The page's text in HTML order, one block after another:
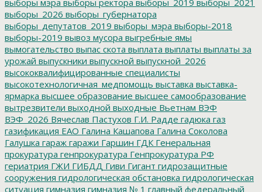
выборы_2026 выборы_губернатора
выборы_депутатов_2019 выборы_мэра выборы-2018
выборы-2019 вывоз мусора выгребные ямы
вымогательство выпас скота выплата выплаты выплаты за
урожай выпускники выпускной выпускной_2026
высококвалифицированные специалисты
высокотехнологичная_медпомощь выставка выставка-
ярмарка высшее образование высшее самообразование
вытрезвители выходной выходные Вьетнам ВЭФ
ВЭФ_2026 Вячеслав Пастухов Г.И. Радде гадюка газ
газификация ЕАО Галина Кашапова Галина Соколова
Галушка гараж гаражи Гаршин ГДК Генеральная
прокуратура генпрокуратура Генпрокуратура РФ
гериатрия ГЖИ ГИБДД Гиви Гигант гидрозащитные
сооружения гидрологическая обстановка гидрологическая
ситуация гимназия гимназия № 1 главный федеральный